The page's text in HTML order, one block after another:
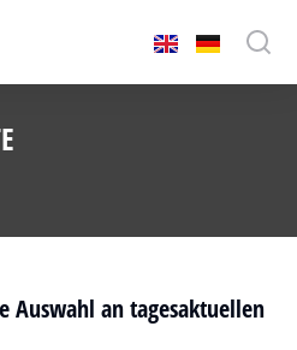
Auswahl an tagesaktuellen